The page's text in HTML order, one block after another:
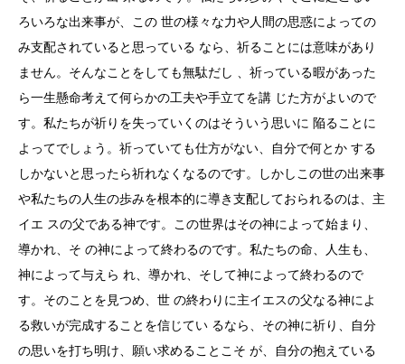
ろいろな出来事が、この 世の様々な力や人間の思惑によっての
み支配されていると思っている なら、祈ることには意味があり
ません。そんなことをしても無駄だし 、祈っている暇があった
ら一生懸命考えて何らかの工夫や手立てを講 じた方がよいので
す。私たちが祈りを失っていくのはそういう思いに 陥ることに
よってでしょう。祈っていても仕方がない、自分で何とか する
しかないと思ったら祈れなくなるのです。しかしこの世の出来事
や私たちの人生の歩みを根本的に導き支配しておられるのは、主
イエ スの父である神です。この世界はその神によって始まり、
導かれ、そ の神によって終わるのです。私たちの命、人生も、
神によって与えら れ、導かれ、そして神によって終わるので
す。そのことを見つめ、世 の終わりに主イエスの父なる神によ
る救いが完成することを信じてい るなら、その神に祈り、自分
の思いを打ち明け、願い求めることこそ が、自分の抱えている